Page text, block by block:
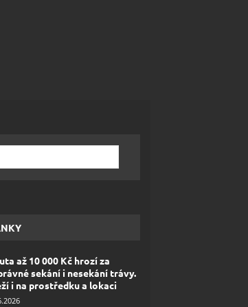
až 10 000 Kč hrozí za
sekání i nesekání trávy.
i na prostředku a lokaci